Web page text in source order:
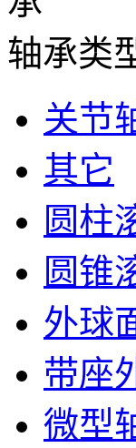
轴承类
关节
其它
圆柱
圆锥
外球
带座
微型